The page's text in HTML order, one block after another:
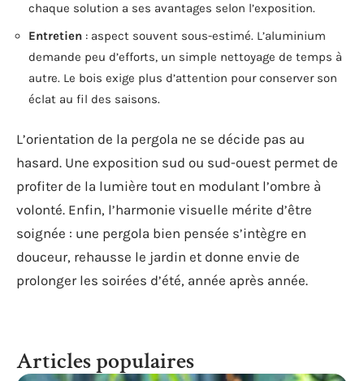
chaque solution a ses avantages selon l’exposition.
Entretien : aspect souvent sous-estimé. L’aluminium
demande peu d’efforts, un simple nettoyage de temps à
autre. Le bois exige plus d’attention pour conserver son
éclat au fil des saisons.
L’orientation de la pergola ne se décide pas au
hasard. Une exposition sud ou sud-ouest permet de
profiter de la lumière tout en modulant l’ombre à
volonté. Enfin, l’harmonie visuelle mérite d’être
soignée : une pergola bien pensée s’intègre en
douceur, rehausse le jardin et donne envie de
prolonger les soirées d’été, année après année.
Articles populaires